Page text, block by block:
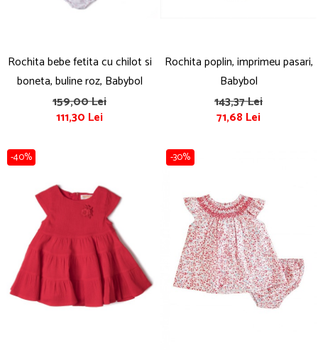
Rochita bebe fetita cu chilot si
boneta, buline roz, Babybol
159,00 Lei
111,30 Lei
Rochita poplin, imprimeu pasari,
Babybol
143,37 Lei
71,68 Lei
-40% -30%